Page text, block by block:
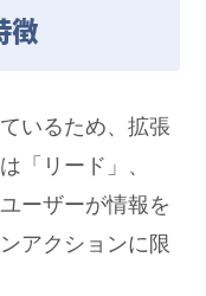
徴
いるため、拡張
「リード」、
ーザーが情報を
アクションに限